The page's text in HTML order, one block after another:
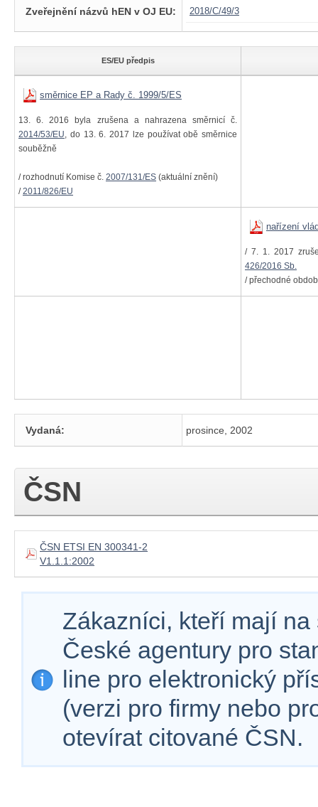
Zveřejnění názvů hEN v OJ EU: 2018/C/49/3
ES/EU předpis
směrnice EP a Rady č. 1999/5/ES
13. 6. 2016 byla zrušena a nahrazena směrnicí č.
2014/53/EU, do 13. 6. 2017 lze používat obě směrnice
souběžně
/ rozhodnutí Komise č. 2007/131/ES (aktuální znění)
/2011/826/EU
nařízení
/ 7. 1. 2017
426/2016 Sb.
/ přechodné
Vydaná: prosince, 2002
ČSN
ČSN ETSI EN 300341-2
V1.1.1:2002
Zákazníci, kteří mají
České agentury pro
line pro elektronický
(verzi pro firmy nebo
otevírat citované ČSN.